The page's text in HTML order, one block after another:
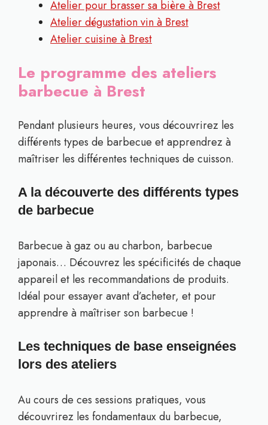
Atelier pour brasser sa bière à Brest
Atelier dégustation vin à Brest
Atelier cuisine à Brest
Le programme des ateliers
barbecue à Brest
Pendant plusieurs heures, vous découvrirez les
différents types de barbecue et apprendrez à
maîtriser les différentes techniques de cuisson.
A la découverte des différents types
de barbecue
Barbecue à gaz ou au charbon, barbecue
japonais… Découvrez les spécificités de chaque
appareil et les recommandations de produits.
Idéal pour essayer avant d’acheter, et pour
apprendre à maîtriser son barbecue !
Les techniques de base enseignées
lors des ateliers
Au cours de ces sessions pratiques, vous
découvrirez les fondamentaux du barbecue,